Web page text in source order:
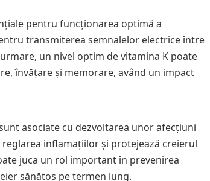
pentru funcționarea optimă a
transmiterea semnalelor electrice între
un nivel optim de vitamina K poate
învățare și memorare, având un impact
asociate cu dezvoltarea unor afecțiuni
inflamațiilor și protejează creierul
juca un rol important în prevenirea
sănătos pe termen lung.